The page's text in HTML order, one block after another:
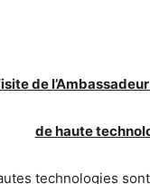
de
de haute
technologies